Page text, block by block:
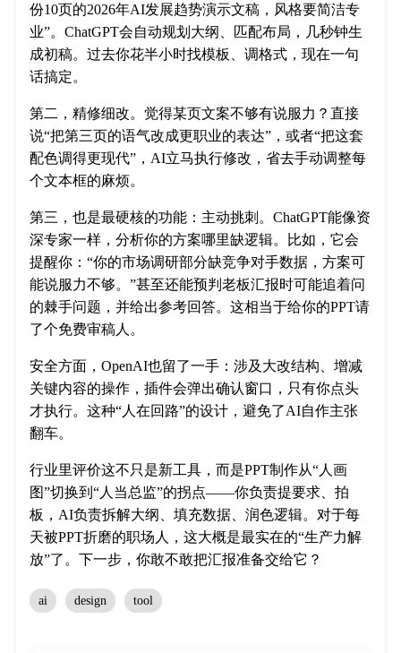
份10页的2026年AI发展趋势演示文稿，风格要简洁专
业”。ChatGPT会自动规划大纲、匹配布局，几秒钟生
成初稿。过去你花半小时找模板、调格式，现在一句
话搞定。
第二，精修细改。觉得某页文案不够有说服力？直接
说“把第三页的语气改成更职业的表达”，或者“把这套
配色调得更现代”，AI立马执行修改，省去手动调整每
个文本框的麻烦。
第三，也是最硬核的功能：主动挑刺。ChatGPT能像资
深专家一样，分析你的方案哪里缺逻辑。比如，它会
提醒你：“你的市场调研部分缺竞争对手数据，方案可
能说服力不够。”甚至还能预判老板汇报时可能追着问
的棘手问题，并给出参考回答。这相当于给你的PPT请
了个免费审稿人。
安全方面，OpenAI也留了一手：涉及大改结构、增减
关键内容的操作，插件会弹出确认窗口，只有你点头
才执行。这种“人在回路”的设计，避免了AI自作主张
翻车。
行业里评价这不只是新工具，而是PPT制作从“人画
图”切换到“人当总监”的拐点——你负责提要求、拍
板，AI负责拆解大纲、填充数据、润色逻辑。对于每
天被PPT折磨的职场人，这大概是最实在的“生产力解
放”了。下一步，你敢不敢把汇报准备交给它？
ai design tool